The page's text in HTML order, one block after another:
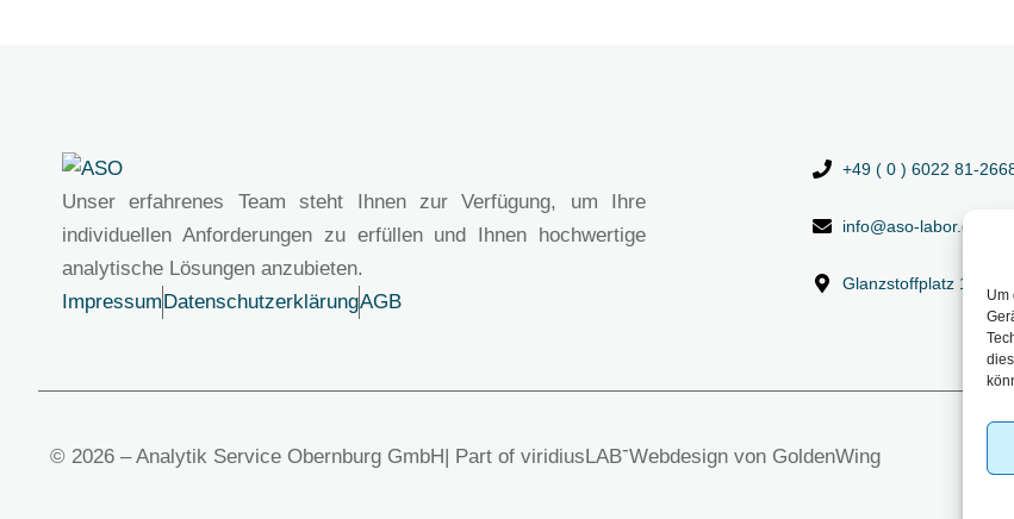
Um
Unser erfahrenes Team steht Ihnen zur Verfügung, um Ihre
individuellen Anforderungen zu erfüllen und Ihnen hochwertige
analytische Lösungen anzubieten.
Impressum DatenschutzerklärungAGB
+49 ( 0 ) 6022 81-
info@aso-labor.de
Glanzstoffplatz 1,
© 2026 – Analytik Service Obernburg GmbH | Part of viridiusLAB-Webdesign von GoldenWing